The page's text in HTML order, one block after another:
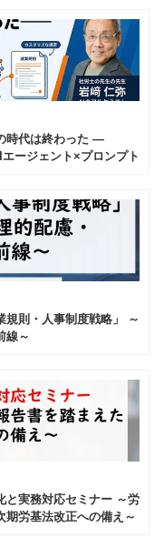
時代は終わった —
ージェント×プロンプト
規則・人事制度戦略」 ～
線～
と実務対応セミナー ～労
期労基法改正への備え～